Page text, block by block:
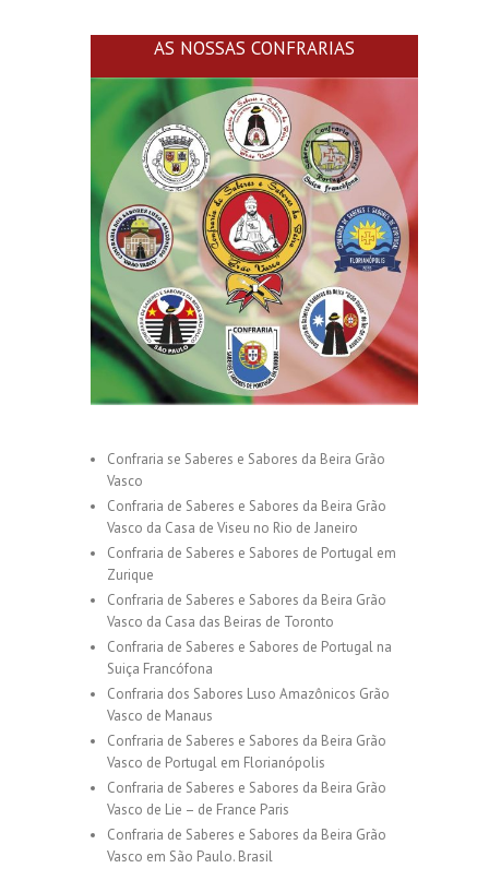
AS NOSSAS CONFRARIAS
Confraria se Saberes e Sabores da Beira Grão
Vasco
Confraria de Saberes e Sabores da Beira Grão
Vasco da Casa de Viseu no Rio de Janeiro
Confraria de Saberes e Sabores de Portugal em
Zurique
Confraria de Saberes e Sabores da Beira Grão
Vasco da Casa das Beiras de Toronto
Confraria de Saberes e Sabores de Portugal na
Suiça Francófona
Confraria dos Sabores Luso Amazônicos Grão
Vasco de Manaus
Confraria de Saberes e Sabores da Beira Grão
Vasco de Portugal em Florianópolis
Confraria de Saberes e Sabores da Beira Grão
Vasco de Lie – de France Paris
Confraria de Saberes e Sabores da Beira Grão
Vasco em São Paulo. Brasil